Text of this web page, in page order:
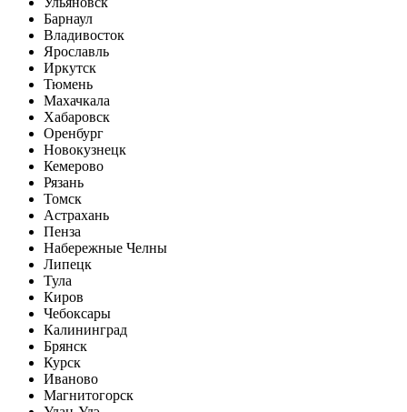
Барнаул
Владивосток
Ярославль
Иркутск
Тюмень
Махачкала
Хабаровск
Оренбург
Новокузнецк
Кемерово
Рязань
Томск
Астрахань
Пенза
Набережные Челны
Липецк
Тула
Киров
Чебоксары
Калининград
Брянск
Курск
Иваново
Магнитогорск